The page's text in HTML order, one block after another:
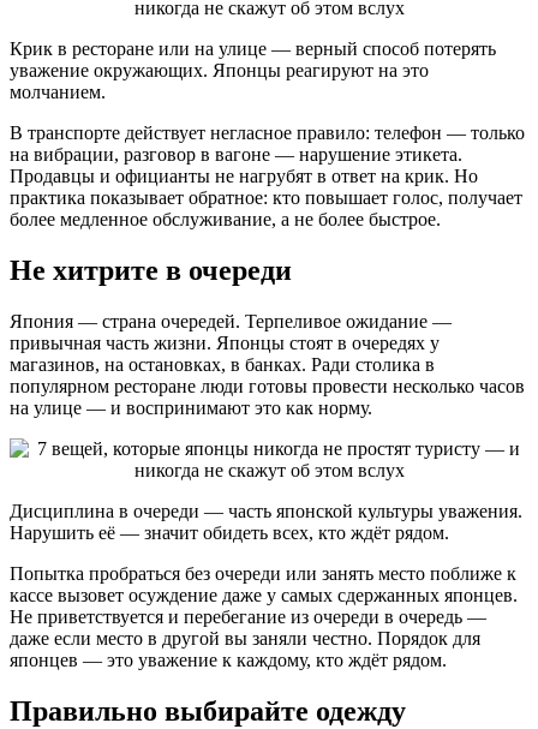
Крик в ресторане или на улице — верный способ потерять
уважение окружающих. Японцы реагируют на это
молчанием.
В транспорте действует негласное правило: телефон — только
на вибрации, разговор в вагоне — нарушение этикета.
Продавцы и официанты не нагрубят в ответ на крик. Но
практика показывает обратное: кто повышает голос, получает
более медленное обслуживание, а не более быстрое.
Не хитрите в очереди
Япония — страна очередей. Терпеливое ожидание —
привычная часть жизни. Японцы стоят в очередях у
магазинов, на остановках, в банках. Ради столика в
популярном ресторане люди готовы провести несколько часов
на улице — и воспринимают это как норму.
Дисциплина в очереди — часть японской культуры уважения.
Нарушить её — значит обидеть всех, кто ждёт рядом.
Попытка пробраться без очереди или занять место поближе к
кассе вызовет осуждение даже у самых сдержанных японцев.
Не приветствуется и перебегание из очереди в очередь —
даже если место в другой вы заняли честно. Порядок для
японцев — это уважение к каждому, кто ждёт рядом.
Правильно выбирайте одежду